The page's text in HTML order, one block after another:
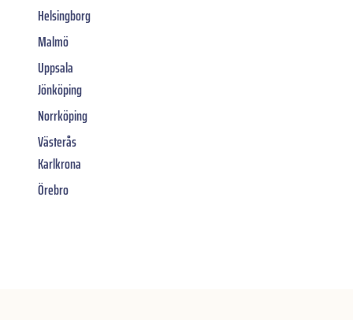
Helsingborg
Malmö
Uppsala
Jönköping
Norrköping
Västerås
Karlkrona
Örebro